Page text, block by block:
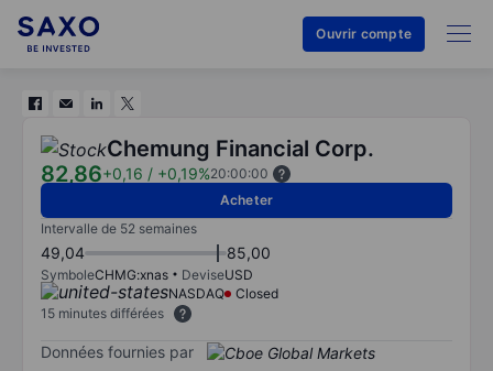
Ouvrir compte
Chemung Financial Corp.
82,86+0,16 / +0,19%20:00:00
Acheter
Intervalle de 52 semaines
49,04 85,00
SymboleCHMG:xnas DeviseUSD
NASDAQ
Closed
15 minutes différées
Données fournies par